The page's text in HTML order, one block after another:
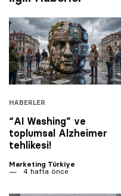
HABERLER
“AI Washing” ve
toplumsal Alzheimer
tehlikesi!
Marketing Türkiye
4 hafta önce